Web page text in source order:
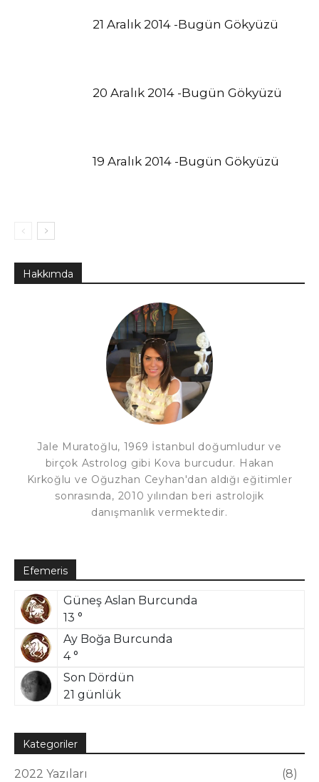
21 Aralık 2014 -Bugün Gökyüzü
20 Aralık 2014 -Bugün Gökyüzü
19 Aralık 2014 -Bugün Gökyüzü
Hakkımda
Jale Muratoğlu, 1969 İstanbul doğumludur ve
birçok Astrolog gibi Kova burcudur. Hakan
Kırkoğlu ve Oğuzhan Ceyhan'dan aldığı eğitimler
sonrasında, 2010 yılından beri astrolojik
danışmanlık vermektedir.
Efemeris
Güneş Aslan Burcunda
13 °
Ay Boğa Burcunda
4 °
Son Dördün
21 günlük
Kategoriler
2022 Yazıları 8